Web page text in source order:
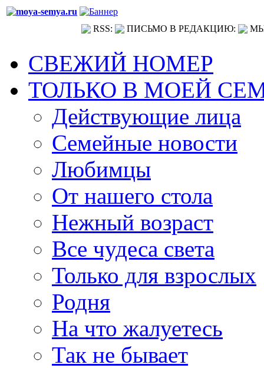
RSS: ПИСЬМО В РЕДАКЦИЮ:
СВЕЖИЙ НОМЕР
ТОЛЬКО В МОЕЙ
Действующие лица
Семейные новости
Любимцы
От нашего стола
Нежный возраст
Все чудеса света
Только для взрослых
Родня
На что жалуетесь
Так не бывает